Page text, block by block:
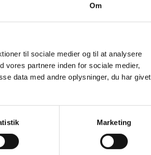
Om
til sociale medier og til at analysere
vores partnere inden for sociale medier,
data med andre oplysninger, du har givet
Marketing